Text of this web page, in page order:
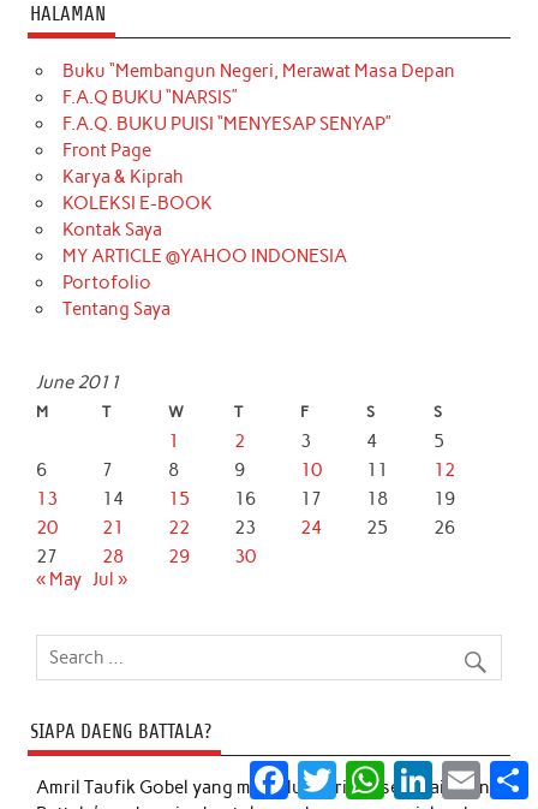
HALAMAN
Buku “Membangun Negeri, Merawat Masa Depan
F.A.Q BUKU “NARSIS”
F.A.Q. BUKU PUISI “MENYESAP SENYAP”
Front Page
Karya & Kiprah
KOLEKSI E-BOOK
Kontak Saya
MY ARTICLE @YAHOO INDONESIA
Portofolio
Tentang Saya
June 2011
M T W T F S S
1 2 3 4
5
6
7 8 9 10 11
12
13
14 15 16 17 18
19
20
21 22 23 24 25
26
27
28 29
30
« May Jul »
SIAPA DAENG BATTALA?
Amril Taufik Gobelyang menjuluki dirinya sebagai Daeng
Facebook
Twitter WhatsApp
LinkedInEmail